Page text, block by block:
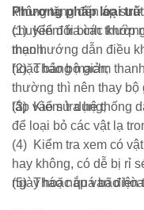
không tăng đến áp
chuyển đổi bình
mạnh.
Phương pháp loại
(1)Kiểm tra các khớp
theo hướng dẫn điều
hoặc bảng mạch;
(2)Tháo bộ giảm
thường thì nên thay bộ
lắp vào sử dụng;
(3) Kiểm tra hệ thống
để loại bỏ các vật lạ
(4) Kiểm tra xem có
hay không, có dễ bị rỉ
ngày hoặc quá bão
(5)Tháo nắp van điện